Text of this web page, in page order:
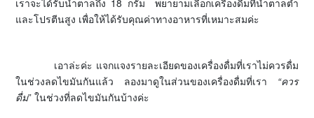
และโปรตีนสูง เพื่อให้ได้รับคุณค่าทางอาหารที่เหมาะสมค่ะ
เอาล่ะค่ะ แจกแจงรายละเอียดของเครื่องดื่มที่เราไม่ควรดื่ม
ในช่วงลดไขมันกันแล้ว ลองมาดูในส่วนของเครื่องดื่มที่เรา “ควร
ดื่ม” ในช่วงที่ลดไขมันกันบ้างค่ะ